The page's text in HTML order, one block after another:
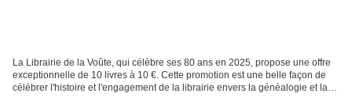
La Librairie de la Voûte, qui célèbre ses 80 ans en 2025, propose une offre
exceptionnelle de 10 livres à 10 €. Cette promotion est une belle façon de
célébrer l'histoire et l'engagement de la librairie envers la généalogie et la